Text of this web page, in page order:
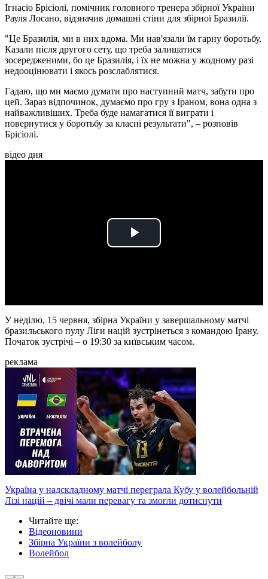
Ігнасіо Брісіолі, помічник головного тренера збірної України
Рауля Лосано, відзначив домашні стіни для збірної Бразилії.
"Це Бразилія, ми в них вдома. Ми нав'язали їм гарну боротьбу.
Казали після другого сету, що треба залишатися
зосередженими, бо це Бразилія, і їх не можна у жодному разі
недооцінювати і якось розслаблятися.
Гадаю, що ми маємо думати про наступний матч, забути про
цей. Зараз відпочинок, думаємо про гру з Іраном, вона одна з
найважливіших. Треба буде намагатися її виграти і
повернутися у боротьбу за класні результати", – розповів
Брісіолі.
відео дня
Play
У неділю, 15 червня, збірна України у завершальному матчі
бразильського пулу Ліги націй зустрінеться з командою Ірану.
Початок зустрічі – о 19:30 за київським часом.
реклама
Україна у надскладному матчі переграла Кубу у волейбольній
Лізі націй – двічі мали перевагу та змогли дотиснути
Читайте ще:
Відеоновини
Збірна України з волейболу
Волейбол